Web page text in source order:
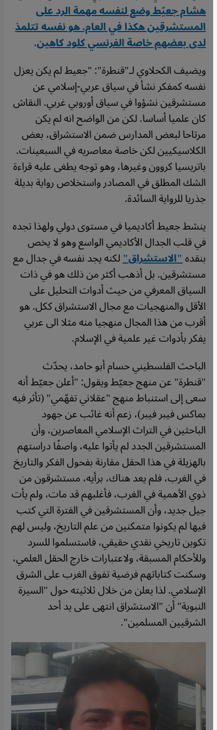
هشام جعيّط وضع لنفسه مهمة الرد على
المستشرقين هكذا في العام. هو نفسه تتلمذ
لدى بعضهم خاصة الفرنسي كلود كاهين.
ويضيف الكحلاوي لـ"قنطرة": "جعيط لم يكن يعزل
نفسه كمفكر نشأ في سياق عربي-إسلامي عن
مستشرقين نشؤوا في سياق أوروبي غربي. النقاش
كان علميا أساسا. لكن من الواضح انه لم يكن
مرتاحا لبعض المدارس ضمن الاستشراق، بعض
الكلاسيكيين لكن خاصة معاصريه في السبعينات.
باتريسيا كروون وغيرها، وهو توجه يطغى عليه قراءة
الشك المطلق في المصادر واستخلاص رواية بديلة
جذريا للرواية السائدة.
ينشط جعيط أكاديميا في مستوى دولي ولهذا تجده
في قلب الجدال الأكاديمي الواسع وهو لا يخص
بنقده"الاستشراق"لكنه يجد نفسه في جدال مع
مستشرقين. بل أذهب أكثر من ذلك هو في ذات
السياق المعرفي من حيث أدوات التحليل على
الأقل والمنهجيات مع مجال الاستشراق ككل. هو
أقرب من هذا المجال منهجيا منه مثلا الى عربي
يفكر بأدوات غير علمية في الإسلام.
الباحث الفلسطيني حسام أبو حامد، يحدّث
"قنطرة" عن منهج جعيّط ويقول: "أعلن جعيّط أنه
سعى إلى استنباط منهج "عقلاني تفهّمي" (تأثر فيه
بماكس فيبر فيبر)، زعم أنه غائب عن جهود
الباحثين في التراث الإسلامي المعاصرين، وأن
المستشرقين الجدد لم يأتوا عليه، واصفًا دراستهم
بالهزيلة في هذا الحقل مقارنة بفحول الفكر والتاريخ
في الغرب، فلم يعد هناك، برأيه، مستشرقون من
ذوي الأهمية في الغرب، فأغلبهم قد مات، ولم يأت
جيل جديد، وأن المستشرقين في الفترة التي كتب
فيها لم يكونوا متمكنين من علم التاريخ، وليس لهم
تكوين تاريخي نقدي حقيقي، فاستسلموا للسرد
وللأحكام المسبقة، ولاعتبارات خارج الحقل العلمي،
وسكنت كتاباتهم فرضية تفوق الغرب على الشرق
الإسلامي. لذا يعلن من خلال ثلاثيته حول "السيرة
النبوية" أن "الاستشراق انتهى على يد أحد
الشرقيين المسلمين".